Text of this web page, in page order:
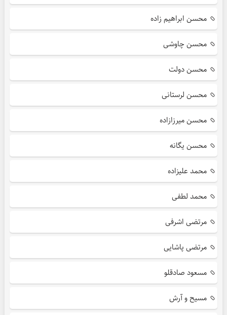
محسن ابراهیم زاده
محسن چاوشی
محسن دولت
محسن لرستانی
محسن میرزازاده
محسن یگانه
محمد علیزاده
محمد لطفی
مرتضی اشرفی
مرتضی پاشایی
مسعود صادقلو
مسیح و آرش